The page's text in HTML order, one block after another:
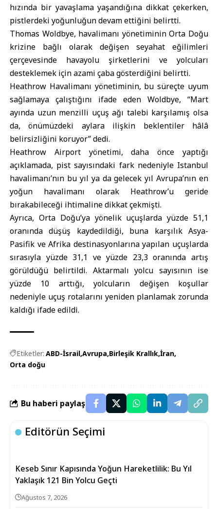
hızında bir yavaşlama yaşandığına dikkat çekerken,
pistlerdeki yoğunluğun devam ettiğini belirtti.
Thomas Woldbye, havalimanı yönetimininOrta Doğu
krizine bağlı olarak değişen seyahat eğilimleri
çerçevesinde havayolu şirketlerini ve yolcuları
desteklemek için azami çaba gösterdiğini belirtti.
Heathrow Havalimanı yönetiminin, bu süreçte uyum
sağlamaya çalıştığını ifade eden Woldbye, “Mart
ayında uzun menzilli uçuş ağı talebi karşılamış olsa
da, önümüzdeki aylara ilişkin beklentiler hâlâ
belirsizliğini koruyor” dedi.
Heathrow Airport yönetimi, daha önce yaptığı
açıklamada, pist sayısındaki fark nedeniyle Istanbul
havalimanı’nın bu yıl ya da gelecek yıl Avrupa’nın en
yoğun havalimanı olarak Heathrow’u geride
bırakabileceği ihtimaline dikkat çekmişti.
Ayrıca, Orta Doğu’ya yönelik uçuşlarda yüzde 51,1
oranında düşüş kaydedildiği, buna karşılık Asya-
Pasifik ve Afrika destinasyonlarına yapılan uçuşlarda
sırasıyla yüzde 31,1 ve yüzde 23,3 oranında artış
görüldüğü belirtildi. Aktarmalı yolcu sayısının ise
yüzde 10 arttığı, yolcuların değişen koşullar
nedeniyle uçuş rotalarını yeniden planlamak zorunda
kaldığı ifade edildi.
Etiketler: ABD-İsrail Avrupa Birleşik Krallık İran
Orta doğu
Bu haberi paylaş
Editörün Seçimi
Keseb Sınır Kapısında Yoğun Hareketlilik: Bu Yıl
Yaklaşık 121 Bin Yolcu Geçti
Ağustos 7, 2026